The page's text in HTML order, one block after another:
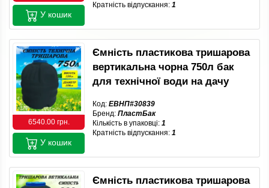
Кратність відпускання: 1
У кошик
6540.00 грн.
Ємність пластикова тришарова
вертикальна чорна 750л бак
для технічної води на дачу
Код: ЕВНП#30839
Бренд: ПластБак
Кількість в упаковці: 1
Кратність відпускання: 1
У кошик
Ємність пластикова тришарова